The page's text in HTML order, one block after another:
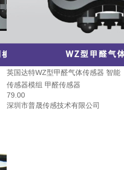
英国达特WZ型甲醛气体传感器 智能
传感器模组 甲醛传感器
79.00
深圳市普晟传感技术有限公司